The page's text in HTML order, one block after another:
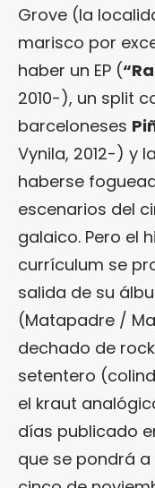
Grove (la
marisco por
haber un EP (
2010-), un split
barceloneses
Vynila, 2012-) y
haberse
escenarios del
galaico. Pero el
currículum se
salida de su
(Matapadre /
dechado de
setentero
el kraut
días publicado
que se pondrá